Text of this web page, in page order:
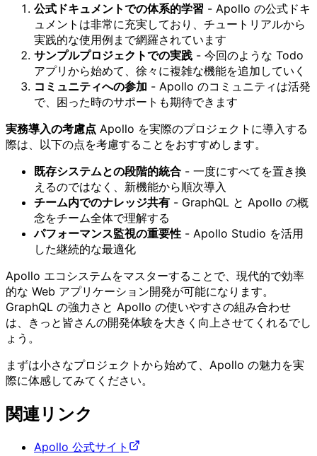
公式ドキュメントでの体系的学習 - Apollo の公式ドキ
ュメントは非常に充実しており、チュートリアルから
実践的な使用例まで網羅されています
サンプルプロジェクトでの実践 - 今回のような Todo
アプリから始めて、徐々に複雑な機能を追加していく
コミュニティへの参加 - Apollo のコミュニティは活発
で、困った時のサポートも期待できます
実務導入の考慮点 Apollo を実際のプロジェクトに導入する
際は、以下の点を考慮することをおすすめします。
既存システムとの段階的統合 - 一度にすべてを置き換
えるのではなく、新機能から順次導入
チーム内でのナレッジ共有 - GraphQL と Apollo の概
念をチーム全体で理解する
パフォーマンス監視の重要性 - Apollo Studio を活用
した継続的な最適化
Apollo エコシステムをマスターすることで、現代的で効率
的な Web アプリケーション開発が可能になります。
GraphQL の強力さと Apollo の使いやすさの組み合わせ
は、きっと皆さんの開発体験を大きく向上させてくれるでし
ょう。
まずは小さなプロジェクトから始めて、Apollo の魅力を実
際に体感してみてください。
関連リンク
Apollo 公式サイト